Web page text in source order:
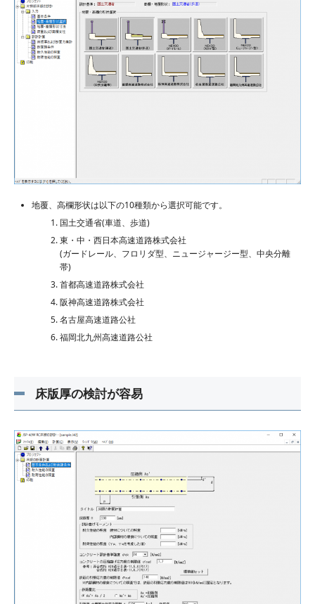
地覆、高欄形状は以下の10種類から選択可能です。
国土交通省(車道、歩道)
東・中・西日本高速道路株式会社
(ガードレール、フロリダ型、ニュージャージー型、中央分離
帯)
首都高速道路株式会社
阪神高速道路株式会社
名古屋高速道路公社
福岡北九州高速道路公社
床版厚の検討が容易